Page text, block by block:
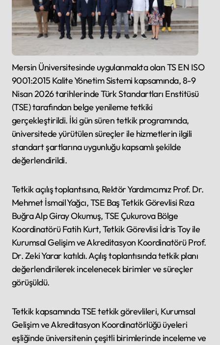
Mersin Üniversitesinde uygulanmakta olan TS EN ISO
9001:2015 Kalite Yönetim Sistemi kapsamında, 8-9
Nisan 2026 tarihlerinde Türk Standartları Enstitüsü
(TSE) tarafından belge yenileme tetkiki
gerçekleştirildi. İki gün süren tetkik programında,
üniversitede yürütülen süreçler ile hizmetlerin ilgili
standart şartlarına uygunluğu kapsamlı şekilde
değerlendirildi.
Tetkik açılış toplantısına, Rektör Yardımcımız Prof. Dr.
Mehmet İsmail Yağcı, TSE Baş Tetkik Görevlisi Rıza
Buğra Alp Giray Okumuş, TSE Çukurova Bölge
Koordinatörü Fatih Kurt, Tetkik Görevlisi İdris Toy ile
Kurumsal Gelişim ve Akreditasyon Koordinatörü Prof.
Dr. Zeki Yarar katıldı. Açılış toplantısında tetkik planı
değerlendirilerek incelenecek birimler ve süreçler
görüşüldü.
Tetkik kapsamında TSE tetkik görevlileri, Kurumsal
Gelişim ve Akreditasyon Koordinatörlüğü üyeleri
eşliğinde üniversitenin çeşitli birimlerinde inceleme ve